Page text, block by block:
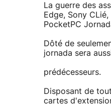
La guerre des
Edge, Sony
PocketPC
Dôté de
jornada sera
prédécesseurs.
Disposant de
cartes